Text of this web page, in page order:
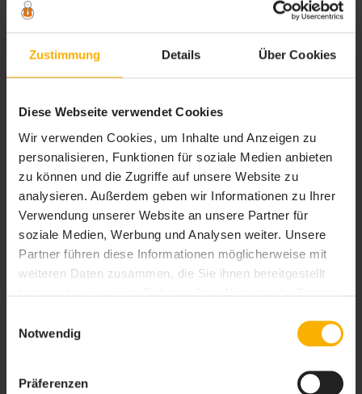
Zustimmung Details Über Cookies
Diese Webseite verwendet Cookies
Wir verwenden Cookies, um Inhalte und Anzeigen zu
personalisieren, Funktionen für soziale Medien anbieten
zu können und die Zugriffe auf unsere Website zu
analysieren. Außerdem geben wir Informationen zu Ihrer
Verwendung unserer Website an unsere Partner für
soziale Medien, Werbung und Analysen weiter. Unsere
Partner führen diese Informationen möglicherweise mit
weiteren Daten zusammen, die Sie ihnen bereitgestellt
Cookies, wenn Sie unsere Webseite weiterhin nutzen.
Notwendig
Präferenzen
Informationen über das
Wachsfigurenkabinett
In regelmäßigen Abständen kommen immer wieder neue
Madame Tussauds Wachsfigurenkabinett kann man sich
und empfangen, als ob sie die echten Stars wären.
Zu erreichen ist das Wachsfigurenkabinett unter der
Adresse:
Madame Tussauds, Marylebone Road, London NW1 5LR
Die Öffnungszeiten beginnen zwischen 09:00 und 09:30
Uhr. Das Museum schließt dann jeweils zwischen 19:00